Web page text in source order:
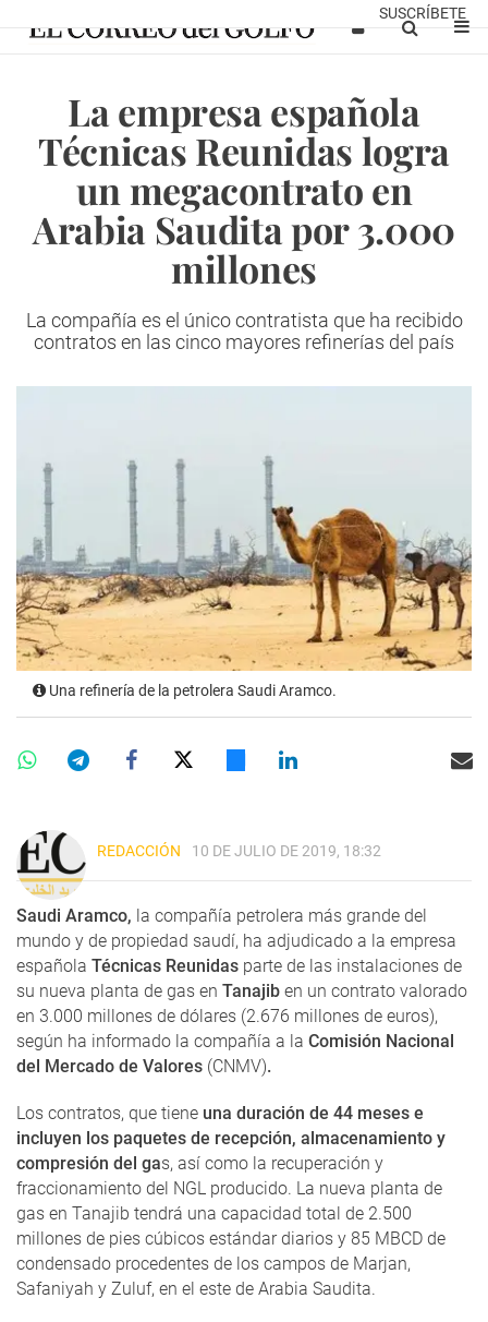
SUSCRÍBETE
La empresa española
Técnicas Reunidas logra
un megacontrato en
Arabia Saudita por 3.000
millones
La compañía es el único contratista que ha recibido
contratos en las cinco mayores refinerías del país
Una refinería de la petrolera Saudi Aramco.
REDACCIÓN 10 DE JULIO DE 2019, 18:32
Saudi Aramco, la compañía petrolera más grande del
mundo y de propiedad saudí, ha adjudicado a la empresa
española Técnicas Reunidas parte de las instalaciones de
su nueva planta de gas en Tanajib en un contrato valorado
en 3.000 millones de dólares (2.676 millones de euros),
según ha informado la compañía a la Comisión Nacional
del Mercado de Valores (CNMV).
Los contratos, que tiene una duración de 44 meses e
incluyen los paquetes de recepción, almacenamiento y
compresión del gas, así como la recuperación y
fraccionamiento del NGL producido. La nueva planta de
gas en Tanajib tendrá una capacidad total de 2.500
millones de pies cúbicos estándar diarios y 85 MBCD de
condensado procedentes de los campos de Marjan,
Safaniyah y Zuluf, en el este de Arabia Saudita.